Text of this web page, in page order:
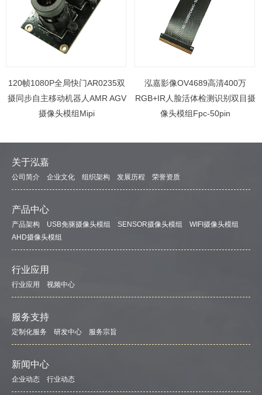
120帧1080P全局快门AR0235双
摄同步自主移动机器人AMR AGV
摄像头模组Mipi
泓嘉影像OV4689高清400万
RGB+IR人脸活体检测识别双目摄
像头模组Fpc-50pin
关于泓嘉
公司简介 企业文化 组织架构 发展历程 荣誉资质
产品中心
产品架构 USB免驱摄像头模组 SENSOR摄像头模组
WIFI摄像头模组
AHD摄像头模组
行业应用
行业应用 视频中心
服务支持
定制化服务 研发中心 服务宗旨
新闻中心
企业动态 行业动态